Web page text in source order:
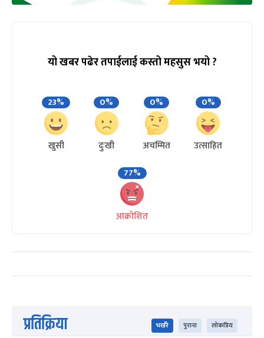
यो खबर पढेर तपाईलाई कस्तो महसुस भयो ?
23%
खुसी
0%
दुःखी
0%
अचम्मित
0%
उत्साहित
77%
आक्रोशित
प्रतिक्रिया भर्खरै पुराना लोकप्रिय